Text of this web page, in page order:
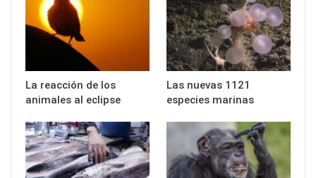
La reacción de los
animales al eclipse
Las nuevas 1121
especies marinas